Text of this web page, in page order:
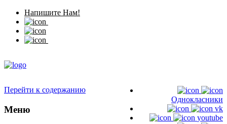
Напишите Нам!
Однокласники
vk
youtube
Перейти к содержанию
Меню